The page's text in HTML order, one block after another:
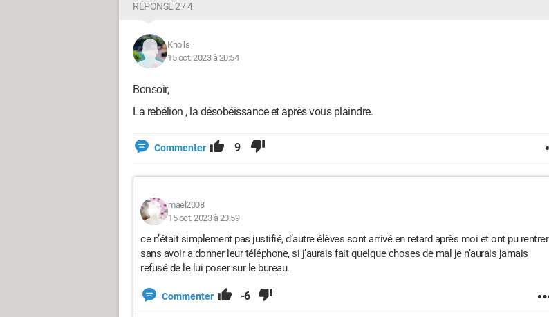
RÉPONSE 2 / 4
Knolls
15 oct. 2023 à 20:54
Bonsoir,
La rebélion , la désobéissance et après vous plaindre.
Commenter 9
mael2008
15 oct. 2023 à 20:59
ce n’était simplement pas justifié, d’autre élèves sont arrivé en retard après moi et ont pu rentrer
sans avoir a donner leur téléphone, si j’aurais fait quelque choses de mal je n’aurais jamais
refusé de le lui poser sur le bureau.
Commenter -6